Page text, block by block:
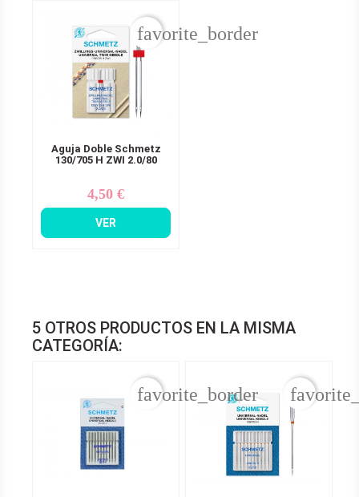
Aguja Doble Schmetz
130/705 H ZWI 2.0/80
Precio
4,50 €
VER
favorite_border
5 OTROS PRODUCTOS EN LA MISMA
CATEGORÍA:
favorite_border